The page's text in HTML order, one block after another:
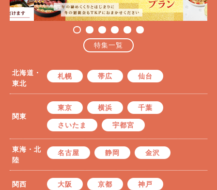
特集一覧
北海道・
東北
札幌 帯広 仙台
関東
東京 横浜 千葉
さいたま 宇都宮
東海・北
陸
名古屋 静岡 金沢
関西 大阪 京都 神戸